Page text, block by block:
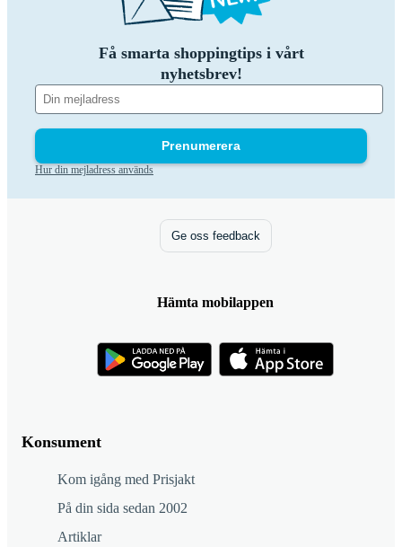
Få smarta shoppingtips i vårt
nyhetsbrev!
Prenumerera
Hur din mejladress används
Konsument
Kom igång med Prisjakt
På din sida sedan 2002
Artiklar
Ge oss feedback
Hämta mobilappen